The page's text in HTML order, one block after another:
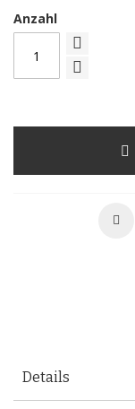
Anzahl
Details